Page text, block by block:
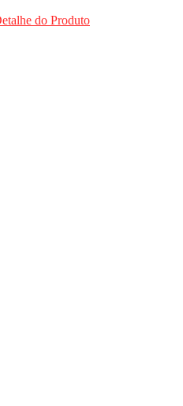
do Produto